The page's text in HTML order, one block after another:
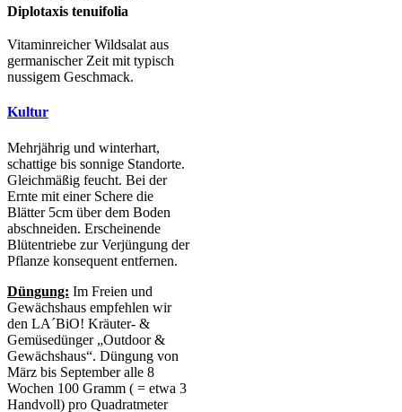
Diplotaxis tenuifolia
Vitaminreicher Wildsalat aus
germanischer Zeit mit typisch
nussigem Geschmack.
Kultur
Mehrjährig und winterhart,
schattige bis sonnige Standorte.
Gleichmäßig feucht. Bei der
Ernte mit einer Schere die
Blätter 5cm über dem Boden
abschneiden. Erscheinende
Blütentriebe zur Verjüngung der
Pflanze konsequent entfernen.
Düngung: Im Freien und
Gewächshaus empfehlen wir
den LA´BiO! Kräuter- &
Gemüsedünger „Outdoor &
Gewächshaus“. Düngung von
März bis September alle 8
Wochen 100 Gramm ( = etwa 3
Handvoll) pro Quadratmeter